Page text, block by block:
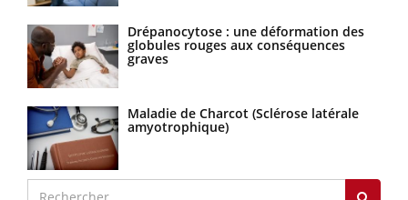
Drépanocytose : une déformation des
globules rouges aux conséquences
graves
Maladie de Charcot (Sclérose latérale
amyotrophique)